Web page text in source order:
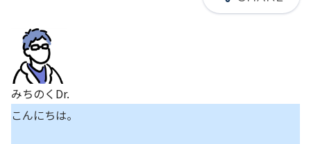
みちのくDr.
こんにちは。